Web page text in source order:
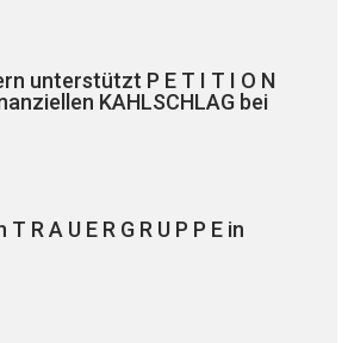
unterstützt P E T I T I O N
KAHLSCHLAG bei
R A U E R G R U P P E in